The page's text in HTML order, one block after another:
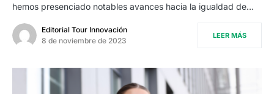
hemos presenciado notables avances hacia la igualdad de…
Editorial Tour Innovación
8 de noviembre de 2023
LEER MÁS